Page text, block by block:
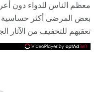
معظم الناس للدواء دون
بعض المرضى أكثر حساسية
تعقبهم للتخفيف من الآثار